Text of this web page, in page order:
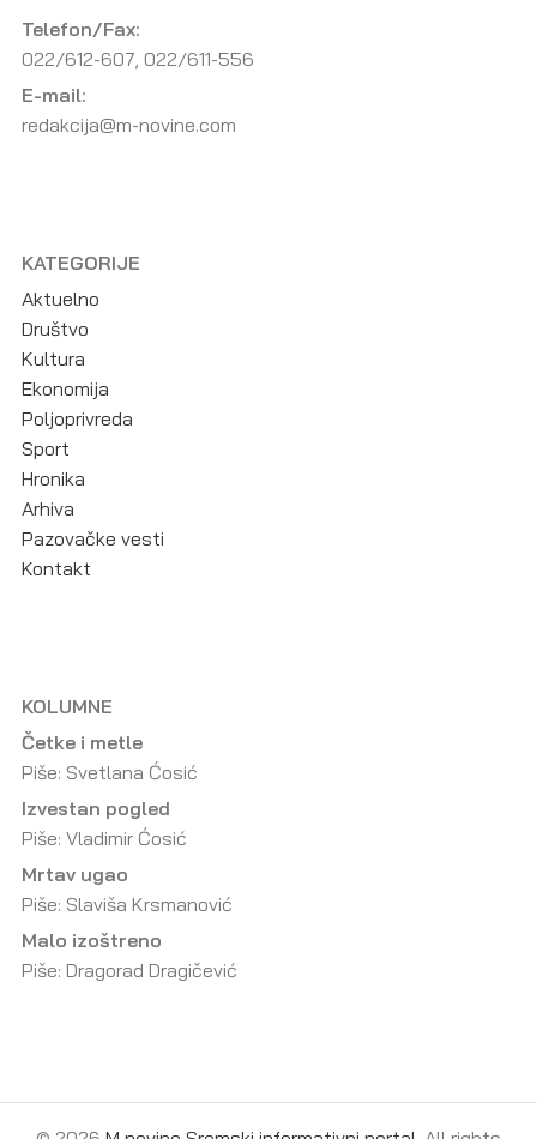
Telefon/Fax:
022/612-607, 022/611-556
E-mail:
redakcija@m-novine.com
KATEGORIJE
Aktuelno
Društvo
Kultura
Ekonomija
Poljoprivreda
Sport
Hronika
Arhiva
Pazovačke vesti
Kontakt
KOLUMNE
Četke i metle
Piše: Svetlana Ćosić
Izvestan pogled
Piše: Vladimir Ćosić
Mrtav ugao
Piše: Slaviša Krsmanović
Malo izoštreno
Piše: Dragorad Dragičević